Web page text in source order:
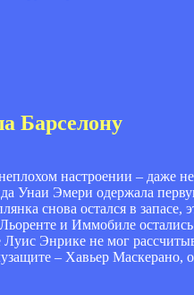
Барселону
настроении – даже
Унаи Эмери одержала
снова остался в запасе,
и Иммобиле
Энрике не мог
– Хавьер Маскерано,